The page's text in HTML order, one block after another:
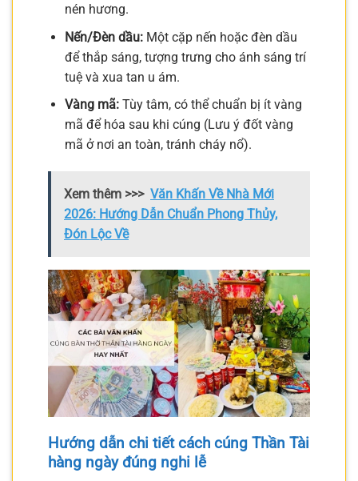
nén hương.
Nến/Đèn dầu:Một cặp nến hoặc đèn dầu
để thắp sáng, tượng trưng cho ánh sáng trí
tuệ và xua tan u ám.
Vàng mã:Tùy tâm, có thể chuẩn bị ít vàng
mã để hóa sau khi cúng (Lưu ý đốt vàng
mã ở nơi an toàn, tránh cháy nổ).
Xem thêm >>> Văn Khấn Về Nhà Mới
2026: Hướng Dẫn Chuẩn Phong Thủy,
Đón Lộc Về
Hướng dẫn chi tiết cách cúng Thần Tài
hàng ngày đúng nghi lễ